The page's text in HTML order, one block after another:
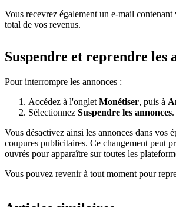
Vous recevrez également un e-mail contenant
total de vos revenus.
Suspendre et reprendre les
Pour interrompre les annonces :
Accédez à l'onglet Monétiser, puis à
Sélectionnez Suspendre les annonces.
Vous désactivez ainsi les annonces dans vos
coupures publicitaires. Ce changement peut
ouvrés pour apparaître sur toutes les
Vous pouvez revenir à tout moment pour